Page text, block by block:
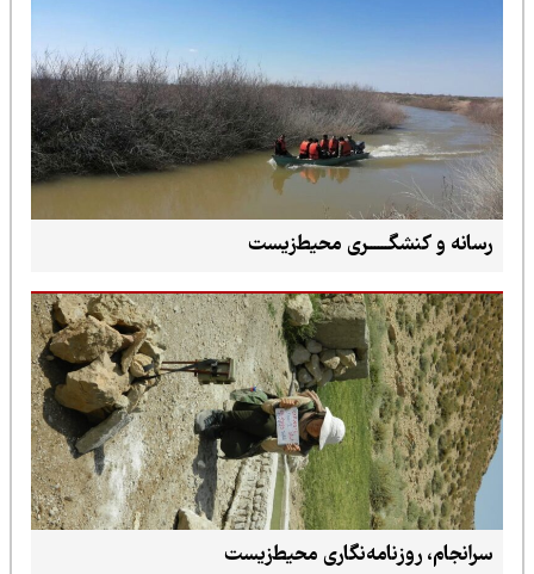
رسانه و کنشگــــــری محیط‌زیست
سرانجام، روزنامه‌نگاری محیط‌زیست